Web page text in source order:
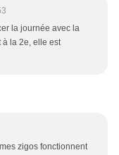
la journée avec la
la 2e, elle est
zigos fonctionnent